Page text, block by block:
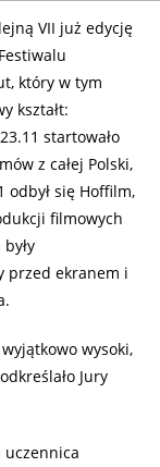
VII już edycję
który w tym
kształt:
startowało
z całej Polski,
odbył się Hoffilm,
filmowych
przed ekranem i
wysoki,
Jury
uczennica